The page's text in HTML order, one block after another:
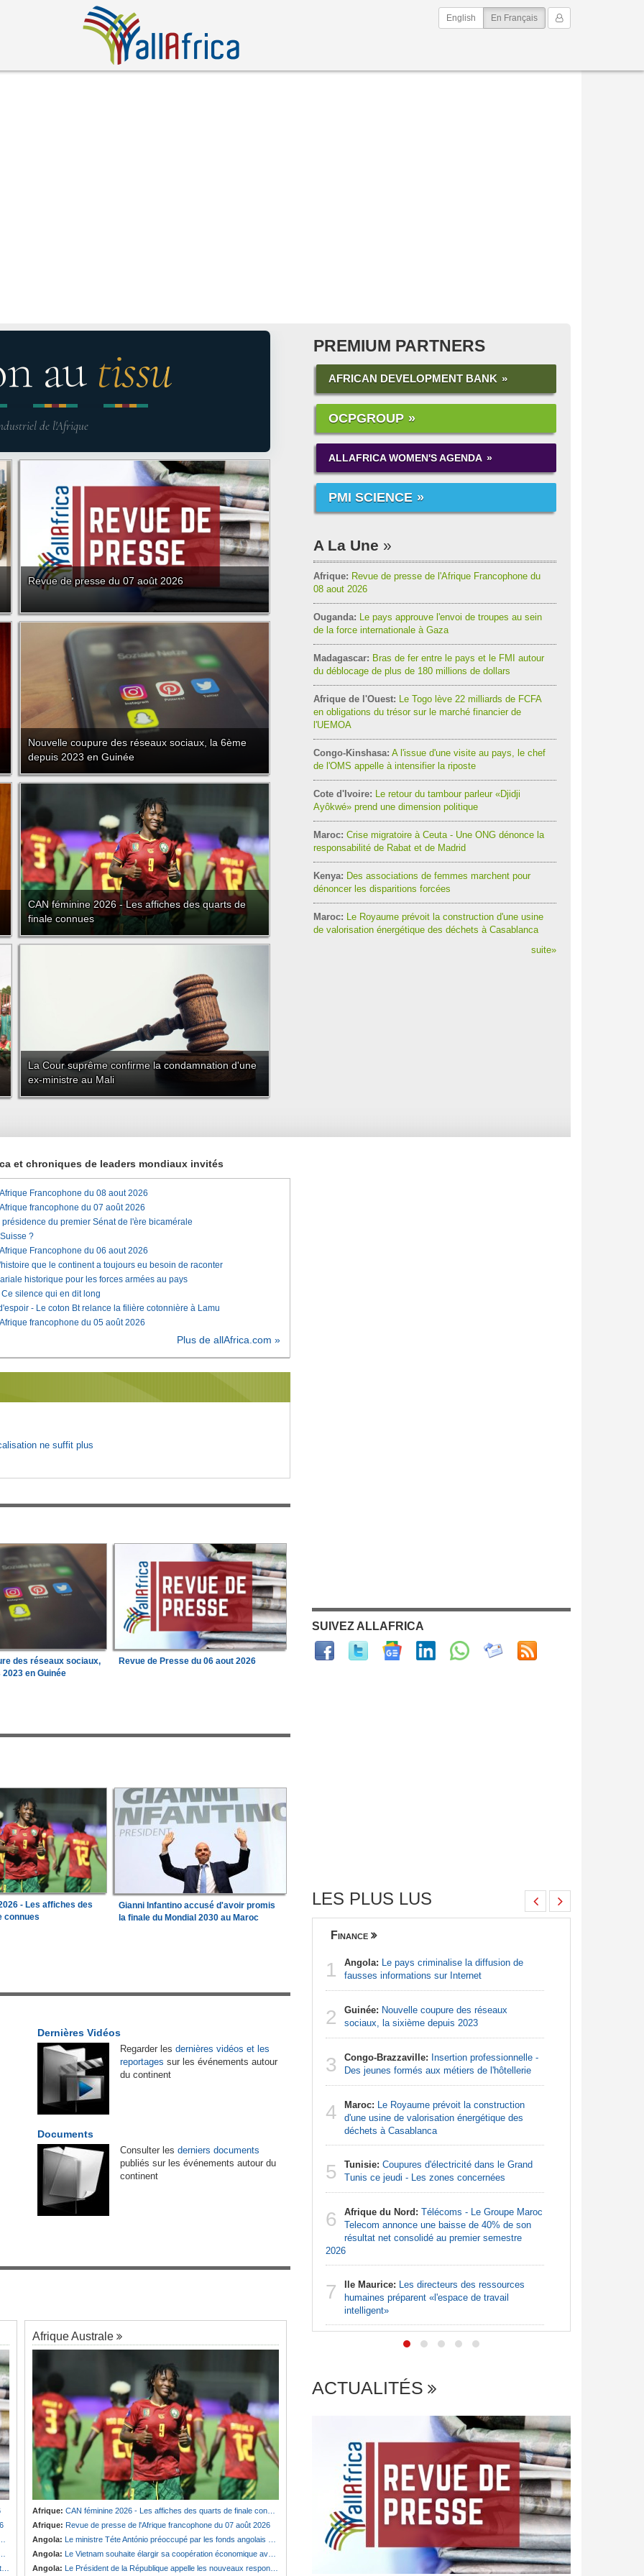
Mon Compte
English En Français(current)
au tissu
de l'Afrique
Revue de presse du 07 août 2026
Nouvelle coupure des réseaux sociaux, la 6ème
depuis 2023 en Guinée
CAN féminine 2026 - Les affiches des quarts de
finale connues
La Cour suprême confirme la condamnation d'une
ex-ministre au Mali
PREMIUM PARTNERS
AFRICAN DEVELOPMENT BANK
OCPGROUP
ALLAFRICA WOMEN'S AGENDA
PMI SCIENCE
A La Une
Afrique: Revue de presse de l'Afrique Francophone du
08 aout 2026
Ouganda: Le pays approuve l'envoi de troupes au sein
de la force internationale à Gaza
Madagascar: Bras de fer entre le pays et le FMI autour
du déblocage de plus de 180 millions de dollars
Afrique de l'Ouest: Le Togo lève 22 milliards de FCFA
en obligations du trésor sur le marché financier de
l'UEMOA
Congo-Kinshasa: A l'issue d'une visite au pays, le chef
de l'OMS appelle à intensifier la riposte
Cote d'Ivoire: Le retour du tambour parleur «Djidji
Ayôkwé» prend une dimension politique
Maroc: Crise migratoire à Ceuta - Une ONG dénonce la
responsabilité de Rabat et de Madrid
Kenya: Des associations de femmes marchent pour
dénoncer les disparitions forcées
Maroc: Le Royaume prévoit la construction d'une usine
de valorisation énergétique des déchets à Casablanca
suite»
et chroniques de leaders mondiaux invités
Francophone du 08 aout 2026
francophone du 07 août 2026
présidence du premier Sénat de l'ère bicamérale
?
Francophone du 06 aout 2026
que le continent a toujours eu besoin de raconter
historique pour les forces armées au pays
silence qui en dit long
- Le coton Bt relance la filière cotonnière à Lamu
francophone du 05 août 2026
Plus de allAfrica.com »
ne suffit plus
des réseaux sociaux,
2023 en Guinée
Revue de Presse du 06 aout 2026
- Les affiches des
connues
Gianni Infantino accusé d'avoir promis
la finale du Mondial 2030 au Maroc
Dernières Vidéos
Regarder les dernières vidéos et les
reportages sur les événements autour
du continent
Documents
Consulter les derniers documents
publiés sur les événements autour du
continent
Afrique Australe
Afrique: CAN féminine 2026 - Les affiches des quarts de finale connues
Afrique: Revue de presse de l'Afrique francophone du 07 août 2026
Angola: Le ministre Téte António préoccupé par les fonds angolais bloqués en Suisse
Angola: Le Vietnam souhaite élargir sa coopération économique avec le pays
Angola: Le Président de la République appelle les nouveaux responsables à renforcer l'action de l'Exécutif
SUIVEZ ALLAFRICA
LES PLUS LUS
citoyens divisés
3 Madagascar:
Bemasoandro Itaosy - Un arrêté
encadre les famorana et les famadihana
Tunisie:
Ali El Hamdi décroche sa place en finale du
3000m steeple
5 Cote d'Ivoire:Match de gala de l'Indépendance
- Le Gouvernement s'impose face à la FIF dans
une ambiance de fête
Finance
1 Angola: Le pays criminalise la diffusion de
fausses informations sur Internet
2 Guinée: Nouvelle coupure des réseaux
sociaux, la sixième depuis 2023
3 Congo-Brazzaville: Insertion professionnelle -
Des jeunes formés aux métiers de l'hôtellerie
4 Maroc: Le Royaume prévoit la construction
d'une usine de valorisation énergétique des
déchets à Casablanca
5 Tunisie: Coupures d'électricité dans le Grand
Tunis ce jeudi - Les zones concernées
6 Afrique du Nord: Télécoms - Le Groupe Maroc
Telecom annonce une baisse de 40% de son
résultat net consolidé au premier semestre
2026
7 Ile Maurice: Les directeurs des ressources
humaines préparent «l'espace de travail
intelligent»
ACTUALITÉS